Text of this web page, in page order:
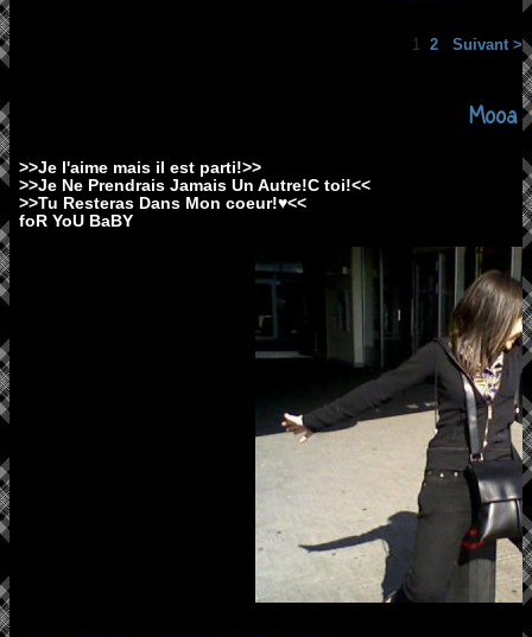
1 2 Suivant >
Mooa
>>Je l'aime mais il est parti!>>
>>Je Ne Prendrais Jamais Un Autre!C toi!<<
>>Tu Resteras Dans Mon coeur!♥<<
foR YoU BaBY